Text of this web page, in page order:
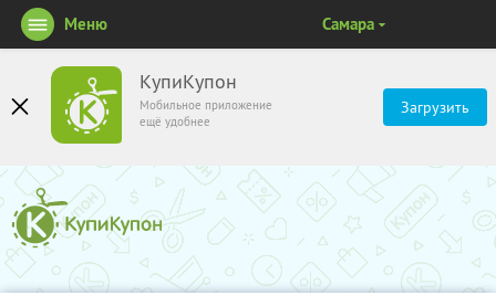
КупиКупон
Мобильное приложение
ещё удобнее
Загрузить
Меню Самара